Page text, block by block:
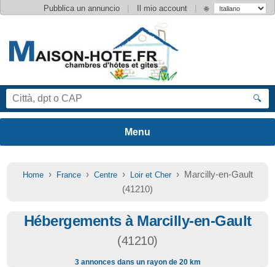
Pubblica un annuncio | Il mio account | 🌐
🔍
Home› France› Centre› Loir et Cher› Marcilly-en-Gault
(41210)
Hébergements à Marcilly-en-Gault
(41210)
3 annonces dans un rayon de 20 km